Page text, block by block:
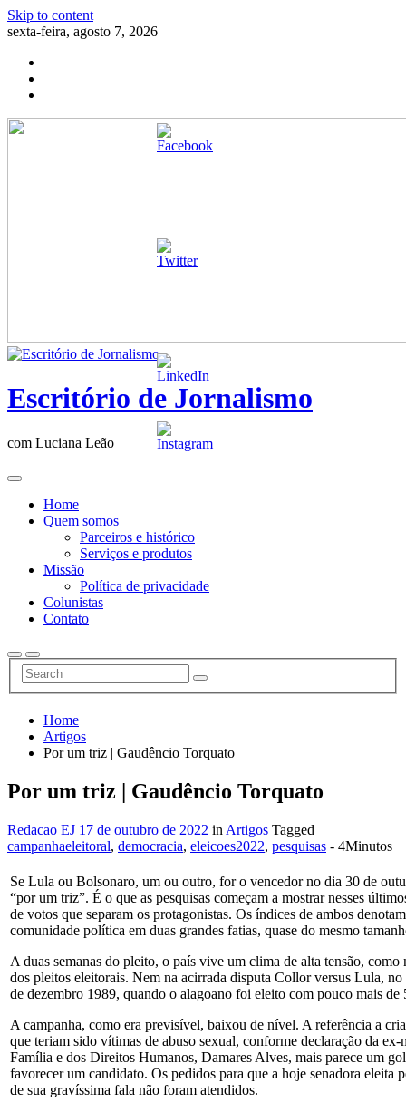
Skip to content
sexta-feira, agosto 7, 2026
Escritório de Jornalismo
com Luciana Leão
Home
Quem somos
Parceiros e histórico
Serviços e produtos
Missão
Política de privacidade
Colunistas
Contato
Home
Artigos
Por um triz | Gaudêncio Torquato
Por um triz | Gaudêncio Torquato
Redacao EJ 17 de outubro de 2022 in Artigos Tagged
campanhaeleitoral, democracia, eleicoes2022, pesquisas - 4Minutos
Se Lula ou Bolsonaro, um ou outro, for o vencedor no dia 30 de
“por um triz”. É o que as pesquisas começam a mostrar nesses
de votos que separam os protagonistas. Os índices de ambos
comunidade política em duas grandes fatias, quase do mesmo
A duas semanas do pleito, o país vive um clima de alta tensão, como
dos pleitos eleitorais. Nem na acirrada disputa Collor versus Lula,
de dezembro 1989, quando o alagoano foi eleito com pouco mais de
A campanha, como era previsível, baixou de nível. A referência a
que teriam sido vítimas de abuso sexual, conforme declaração da
Família e dos Direitos Humanos, Damares Alves, mais parece um
favorecer um candidato. Os pedidos para que a hoje senadora eleita
de sua gravíssima fala não foram atendidos.